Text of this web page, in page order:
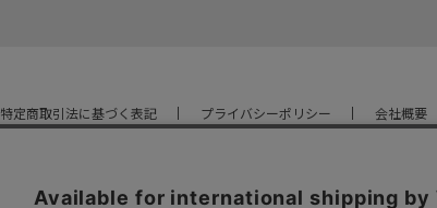
特定商取引法に基づく表記 プライバシーポリシー 会社概要